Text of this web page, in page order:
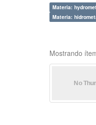
Materia:
Materia:
Mostrando